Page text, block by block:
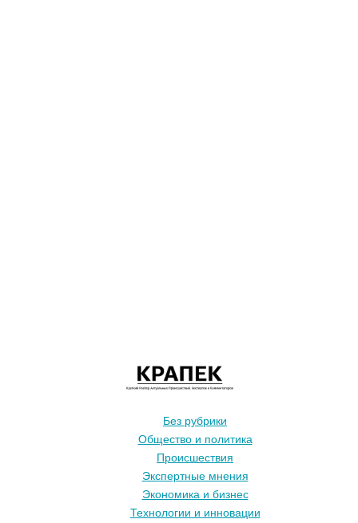
Без рубрики
Общество и политика
Происшествия
Экспертные мнения
Экономика и бизнес
Технологии и инновации